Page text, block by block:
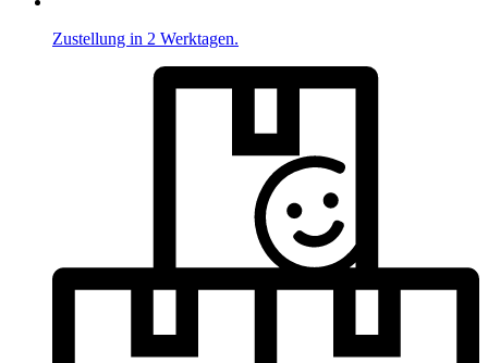
Zustellung in 2 Werktagen.